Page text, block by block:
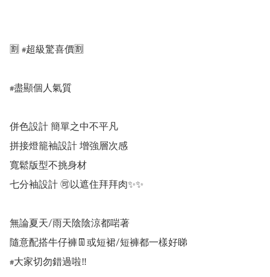
🈹️ #超級驚喜價🈹️
#盡顯個人氣質
併色設計 簡單之中不平凡
拼接燈籠袖設計 增強層次感
寬鬆版型不挑身材
七分袖設計 🉑️以遮住拜拜肉✨✨
無論夏天/雨天陰陰涼都啱著
隨意配搭牛仔褲👖或短裙/短褲都一樣好睇
#大家切勿錯過啦‼️